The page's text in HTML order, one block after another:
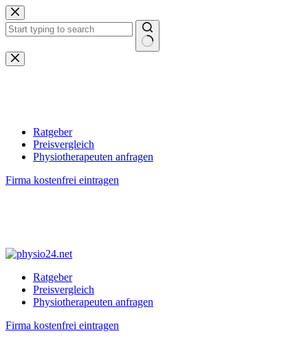
Zum
Inhalt
springen
Keine
Ergebnisse
Ratgeber
Preisvergleich
Physiotherapeuten anfragen
Firma kostenfrei eintragen
Ratgeber
Preisvergleich
Physiotherapeuten anfragen
Firma kostenfrei eintragen